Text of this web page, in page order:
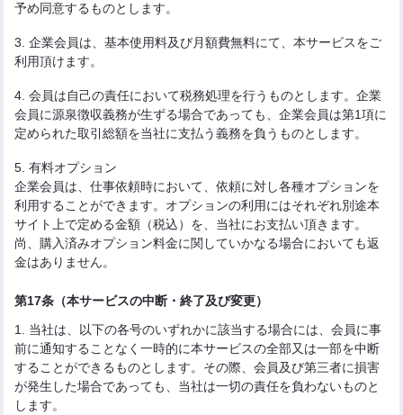
予め同意するものとします。
3. 企業会員は、基本使用料及び月額費無料にて、本サービスをご
利用頂けます。
4. 会員は自己の責任において税務処理を行うものとします。企業
会員に源泉徴収義務が生ずる場合であっても、企業会員は第1項に
定められた取引総額を当社に支払う義務を負うものとします。
5. 有料オプション
企業会員は、仕事依頼時において、依頼に対し各種オプションを
利用することができます。オプションの利用にはそれぞれ別途本
サイト上で定める金額（税込）を、当社にお支払い頂きます。
尚、購入済みオプション料金に関していかなる場合においても返
金はありません。
第17条（本サービスの中断・終了及び変更）
1. 当社は、以下の各号のいずれかに該当する場合には、会員に事
前に通知することなく一時的に本サービスの全部又は一部を中断
することができるものとします。その際、会員及び第三者に損害
が発生した場合であっても、当社は一切の責任を負わないものと
します。